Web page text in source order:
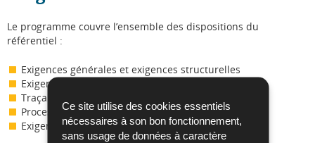
Ce site utilise des cookies essentiels
nécessaires à son bon fonctionnement,
sans usage de données à caractère
Le programme couvre l’ensemble des dispositions du
référentiel :
Exigences générales et exigences structurelles
Exigences en matière de ressources
Traçabilité métrologique
Processus de réalisation des prestations
Exigences relatives au management